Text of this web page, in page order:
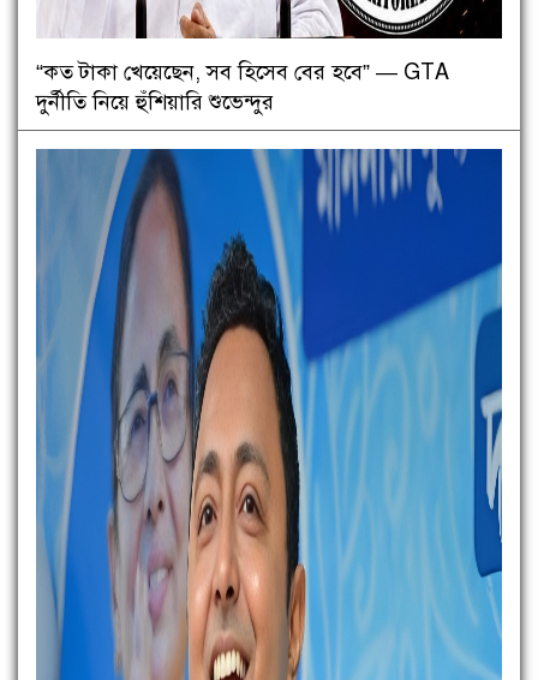
“কত টাকা খেয়েছেন, সব হিসেব বের হবে” — GTA
দুর্নীতি নিয়ে হুঁশিয়ারি শুভেন্দুর